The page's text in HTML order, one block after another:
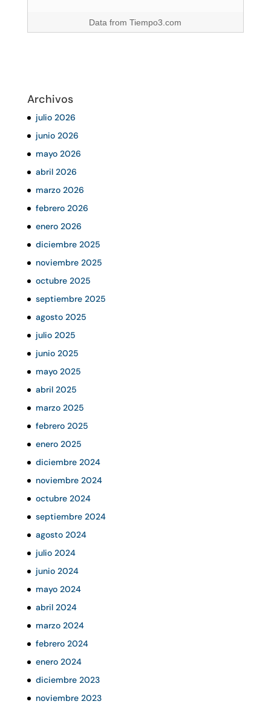
Data fromTiempo3.com
Archivos
julio 2026
junio 2026
mayo 2026
abril 2026
marzo 2026
febrero 2026
enero 2026
diciembre 2025
noviembre 2025
octubre 2025
septiembre 2025
agosto 2025
julio 2025
junio 2025
mayo 2025
abril 2025
marzo 2025
febrero 2025
enero 2025
diciembre 2024
noviembre 2024
octubre 2024
septiembre 2024
agosto 2024
julio 2024
junio 2024
mayo 2024
abril 2024
marzo 2024
febrero 2024
enero 2024
diciembre 2023
noviembre 2023